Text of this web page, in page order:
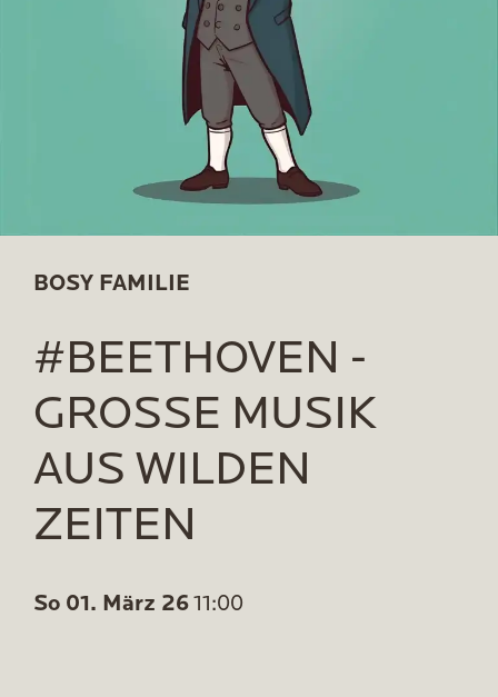
BOSY FAMILIE
#BEETHOVEN -
GROSSE MUSIK A
US WILDEN Z
EITEN
So 01. März 26 11:00